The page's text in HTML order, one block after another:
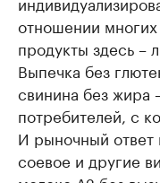
отношении
продукты здесь –
Выпечка без
свинина без жира
потребителей, с
И рыночный ответ
соевое и другие